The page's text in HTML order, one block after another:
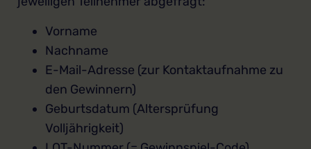
Vorname
Nachname
E-Mail-Adresse (zur Kontaktaufnahme zu
den Gewinnern)
Geburtsdatum (Altersprüfung
Volljährigkeit)